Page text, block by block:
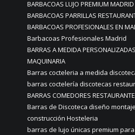
BARBACOAS LUJO PREMIUM MADRID
BARBACOAS PARRILLAS
BARBACOAS PROFESIONALES EN
Barbacoas Profesionales Madrid
BARRAS A MEDIDA
MAQUINARIA
Barras cocteleria a medida
barras coctelería discotecas
BARRAS COMEDORES
Barras de Discoteca diseño
construcción Hosteleria
barras de lujo únicas premium